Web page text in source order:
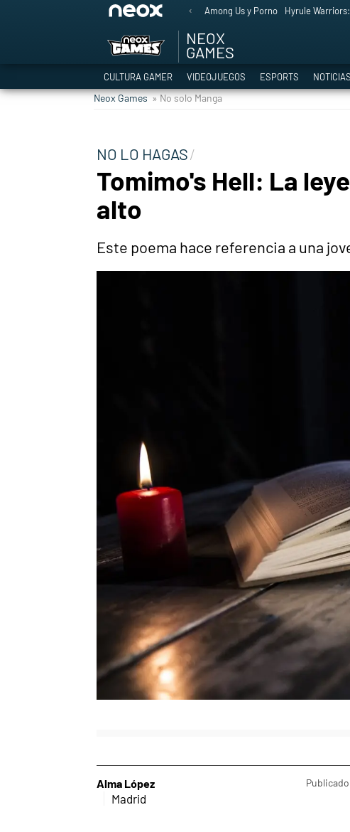
Among Us y Porno Hyrule
NEOX
GAMES
CULTURA GAMER VIDEOJUEGOS ESPORTS NOTICIAS
Neox Games » No solo Manga
NO LO HAGAS
Tomimo's Hell: La
alto
Este poema hace referencia a una
Alma López
Madrid